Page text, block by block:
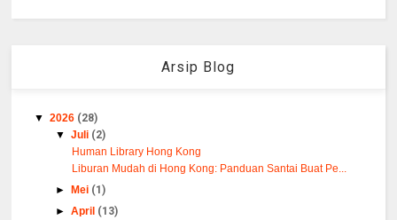
Arsip Blog
▼2026 (28)
▼Juli (2)
Human Library Hong Kong
Liburan Mudah di Hong Kong: Panduan Santai Buat Pe...
►
Mei (1)
►April (13)